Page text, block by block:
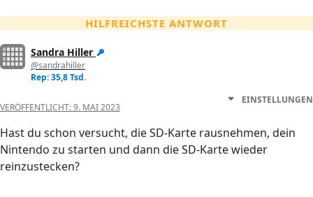
HILFREICHSTE ANTWORT
Sandra Hiller
@sandrahiller
Rep: 35,8 Tsd.
VERÖFFENTLICHT:9. MAI 2023
EINSTELLUNGEN
Hast du schon versucht, die SD-Karte rausnehmen, dein
Nintendo zu starten und dann die SD-Karte wieder
reinzustecken?